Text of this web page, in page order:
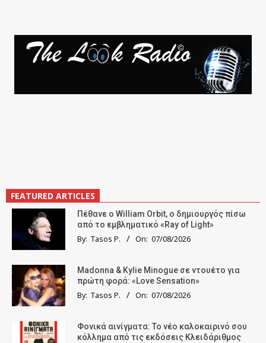
FEATURED ARTICLES
Πέθανε ο William Orbit, ο δημιουργός πίσω
από το εμβληματικό «Ray of Light»
By: Tasos P. On: 07/08/2026
Madonna & Kylie Minogue σε ντουέτο για
πρώτη φορά: «Love Sensation»
By: Tasos P. On: 07/08/2026
Φονικά αινίγματα: Το νέο καλοκαιρινό σου
κόλλημα από τις εκδόσεις Κλειδάριθμος